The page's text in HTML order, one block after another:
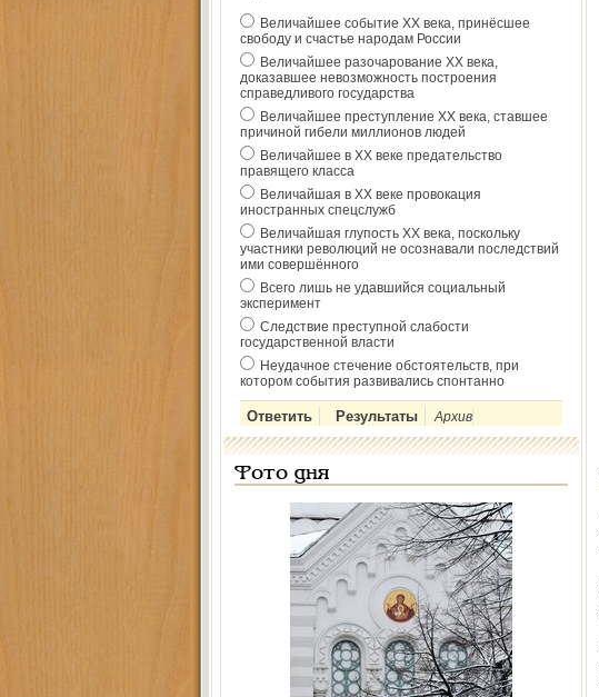
Величайшее событие ХХ века, принёсшее
свободу и счастье народам России
Величайшее разочарование ХХ века,
доказавшее невозможность построения
справедливого государства
Величайшее преступление ХХ века, ставшее
причиной гибели миллионов людей
Величайшее в ХХ веке предательство
правящего класса
Величайшая в ХХ веке провокация
иностранных спецслужб
Величайшая глупость ХХ века, поскольку
участники революций не осознавали последствий
ими совершённого
Всего лишь не удавшийся социальный
эксперимент
Следствие преступной слабости
государственной власти
Неудачное стечение обстоятельств, при
котором события развивались спонтанно
Архив
Фото дня